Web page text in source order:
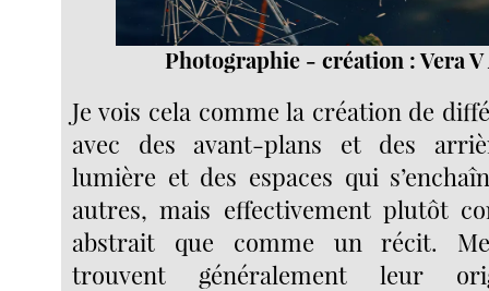
Photographie - création : Vera
Je vois cela comme la création de
avec des avant-plans et des
lumière et des espaces qui
autres, mais effectivement plutôt
abstrait que comme un récit.
trouvent généralement leur